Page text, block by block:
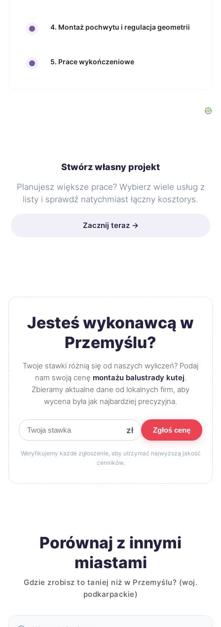
4. Montaż pochwytu i regulacja geometrii
5. Prace wykończeniowe
Stwórz własny projekt
Planujesz większe prace? Wybierz wiele usług z
listy i sprawdź natychmiast łączny kosztorys.
Zacznij teraz →
Jesteś wykonawcą w
Przemyślu?
Twoje stawki różnią się od naszych wyliczeń? Podaj
nam swoją cenę montażu balustrady kutej.
Zbieramy aktualne dane od lokalnych firm, aby
wycena była jak najbardziej precyzyjna.
zł Zgłoś cenę
Weryfikujemy każde zgłoszenie, aby utrzymać najwyższą jakość
cenników.
Porównaj z innymi
miastami
Gdzie zrobisz to taniej niż w Przemyślu? (woj.
podkarpackie)